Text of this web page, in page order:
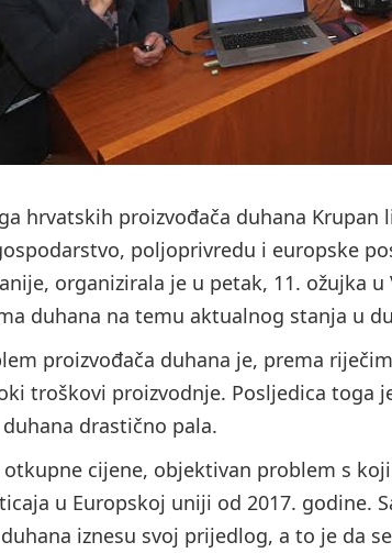
hrvatskih proizvođača duhana
poljoprivredu i europske
organizirala je u petak, 11. ožujka
duhana na temu aktualnog stanja u
proizvođača duhana je, prema
troškovi proizvodnje. Posljedica toga
drastično pala.
cijene, objektivan problem s
u Europskoj uniji od 2017. godine.
iznesu svoj prijedlog, a to je da